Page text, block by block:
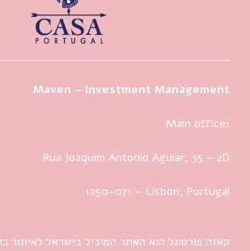
Maven – Investment Management
Main office:
Rua Joaquim Antonio Aguiar, 35 – 2D
1250-071 – Lisbon, Portugal
קאזה פורטוגל הוא האתר המוביל בישראל לאיתור